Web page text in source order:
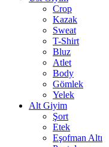
Crop
Kazak
Sweat
T-Shirt
Bluz
Atlet
Body
Gömlek
Yelek
Alt Giyim
Şort
Etek
Eşofman Altı